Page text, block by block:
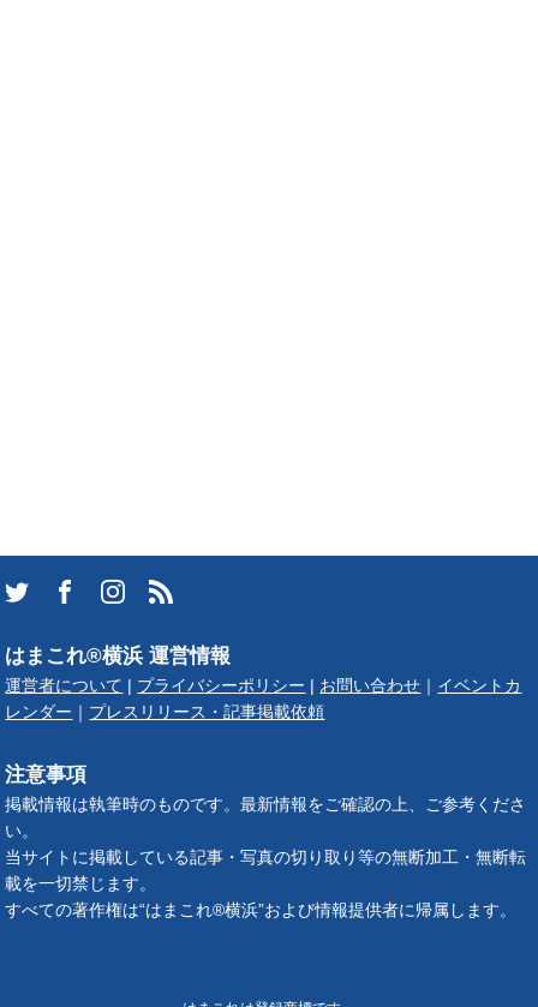
はまこれ®横浜 運営情報
運営者について | プライバシーポリシー | お問い合わせ ｜ イベントカ
レンダー ｜ プレスリリース・記事掲載依頼
注意事項
掲載情報は執筆時のものです。最新情報をご確認の上、ご参考くださ
い。
当サイトに掲載している記事・写真の切り取り等の無断加工・無断転
載を一切禁じます。
すべての著作権は“はまこれ®横浜”および情報提供者に帰属します。